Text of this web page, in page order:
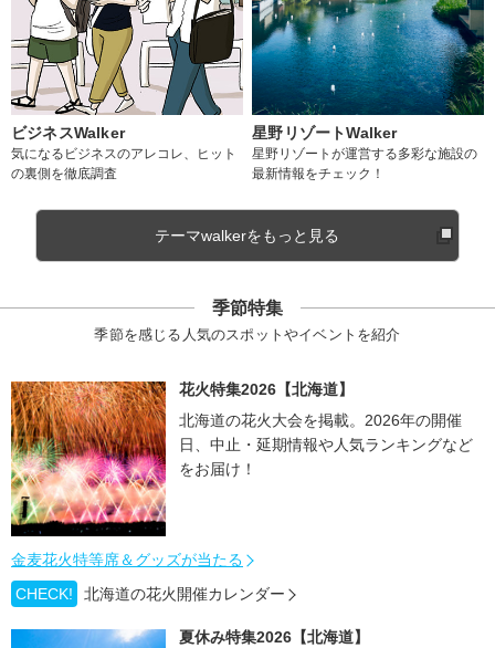
ビジネスWalker
気になるビジネスのアレコレ、ヒット
の裏側を徹底調査
星野リゾートWalker
星野リゾートが運営する多彩な施設の
最新情報をチェック！
テーマwalkerをもっと見る
季節特集
季節を感じる人気のスポットやイベントを紹介
花火特集2026【北海道】
北海道の花火大会を掲載。2026年の開催
日、中止・延期情報や人気ランキングなど
をお届け！
金麦花火特等席＆グッズが当たる
CHECK!
北海道の花火開催カレンダー
夏休み特集2026【北海道】